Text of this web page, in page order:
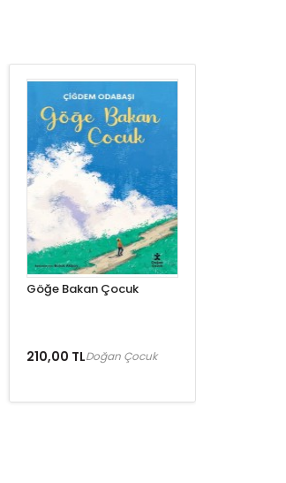
Göğe Bakan Çocuk
210,00 TLDoğan Çocuk